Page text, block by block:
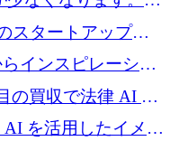
パのテクノロジーに
スタートアップ
調達
らインスピレーショ
ェアを拡張するた
調達
の買収で法律 AI ス
収 を活用したイメー